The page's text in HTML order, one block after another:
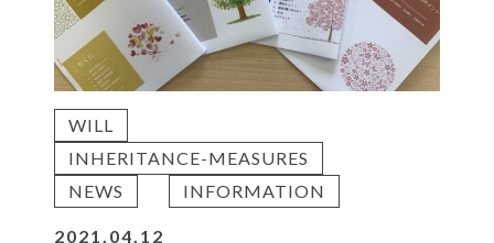
WILL
INHERITANCE-MEASURES
NEWS
INFORMATION
2021.04.12